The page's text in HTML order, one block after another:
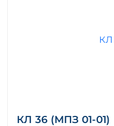
КЛ 36 (МПЗ 01-01)